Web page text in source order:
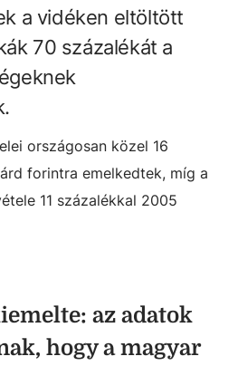
a vidéken eltöltött
70 százalékát a
országosan közel 16
forintra emelkedtek, míg a
11 százalékkal 2005
az adatok
hogy a magyar